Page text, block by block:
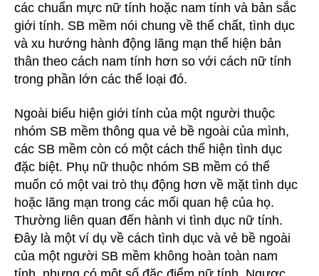
các chuẩn mực nữ tính hoặc nam tính và bản sắc
giới tính. SB mềm nói chung về thể chất, tình dục
và xu hướng hành động lãng mạn thể hiện bản
thân theo cách nam tính hơn so với cách nữ tính
trong phần lớn các thể loại đó.
Ngoài biểu hiện giới tính của một người thuộc
nhóm SB mềm thông qua vẻ bề ngoài của mình,
các SB mềm còn có một cách thể hiện tình dục
đặc biệt. Phụ nữ thuộc nhóm SB mềm có thể
muốn có một vai trò thụ động hơn về mặt tình dục
hoặc lãng mạn trong các mối quan hệ của họ.
Thường liên quan đến hành vi tình dục nữ tính.
Đây là một ví dụ về cách tình dục và vẻ bề ngoài
của một người SB mềm không hoàn toàn nam